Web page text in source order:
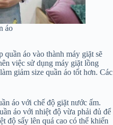
áo
áo vào thành máy giặt sẽ
việc sử dụng máy giặt lồng
giảm size quần áo tốt hơn. Các
áo với chế độ giặt nước ấm.
áo với nhiệt độ vừa phải đủ để
độ sấy lên quá cao có thể khiến